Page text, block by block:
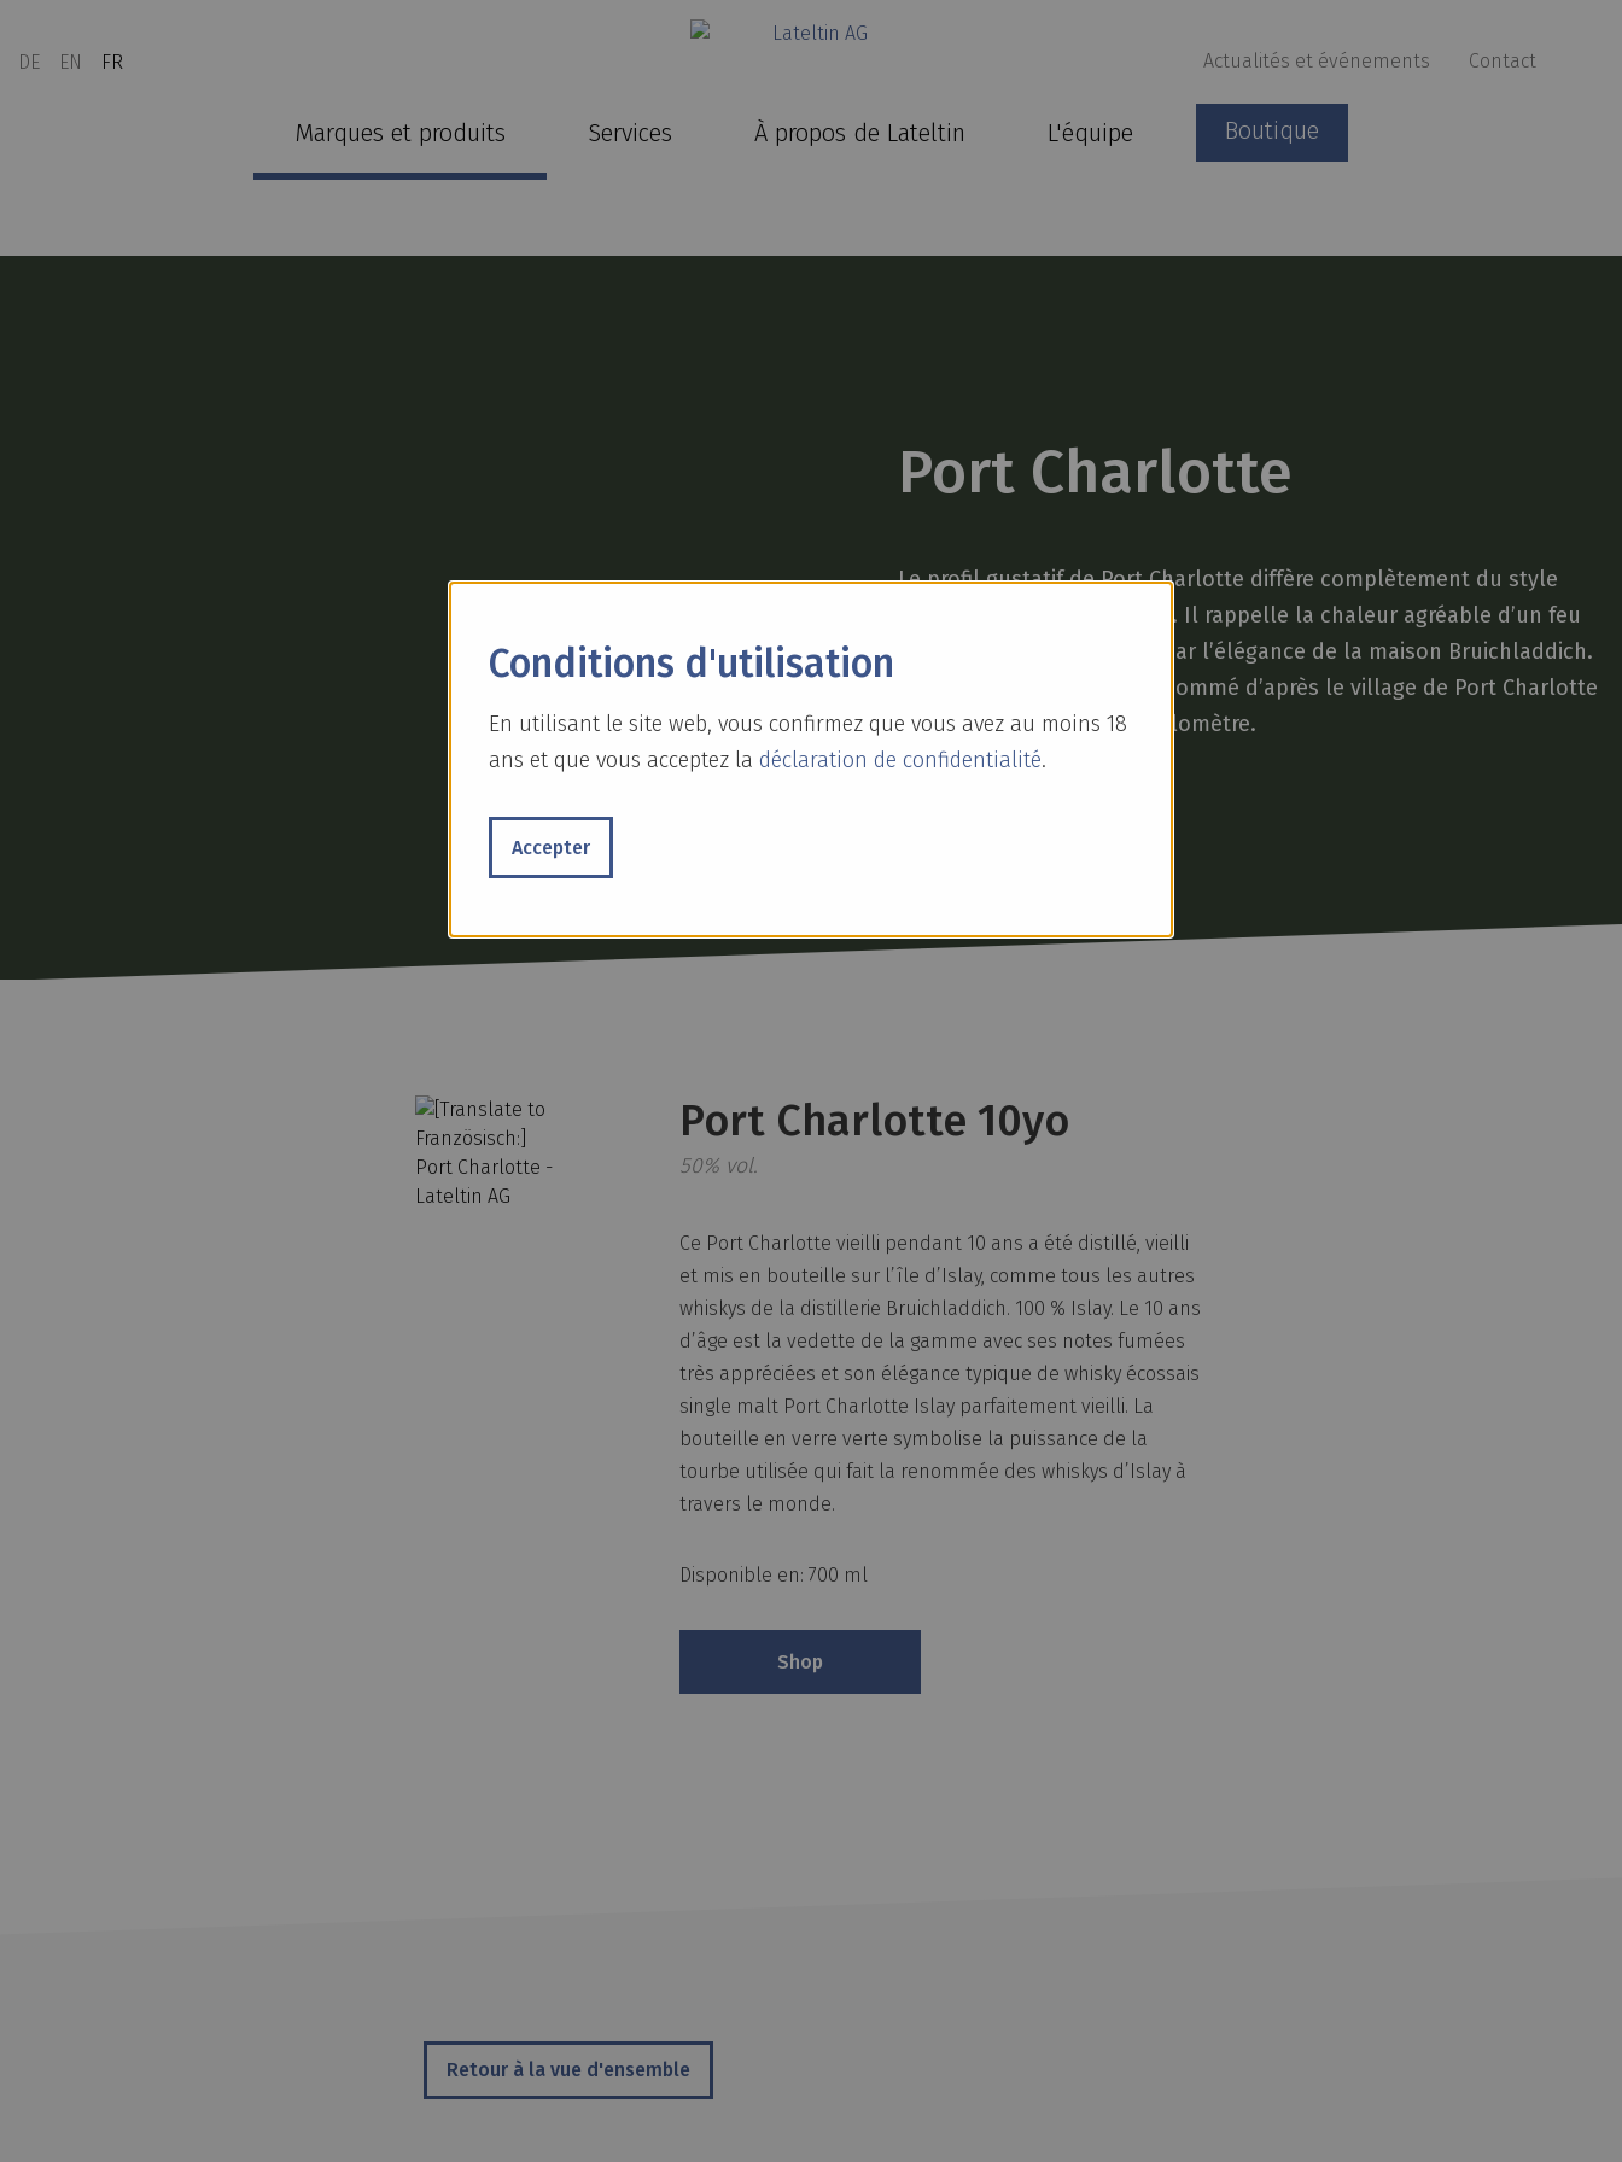
DE EN FR Actualités et événements Contact
Marques et produits Services À propos de Lateltin L'équipe Boutique
Port Charlotte
Le profil gustatif de Port Charlotte diffère complètement du style
typique des whiskys d’Islay. Il rappelle la chaleur agréable d’un feu
de camp et se caractérise par l’élégance de la maison Bruichladdich.
Ce single malt fumé a été nommé d’après le village de Port Charlotte
qui se trouve à près d’un kilomètre.
Port Charlotte 10yo
50% vol.
Ce Port Charlotte vieilli pendant 10 ans a été distillé, vieilli
et mis en bouteille sur l’île d’Islay, comme tous les autres
whiskys de la distillerie Bruichladdich. 100 % Islay. Le 10 ans
d’âge est la vedette de la gamme avec ses notes fumées
très appréciées et son élégance typique de whisky écossais
single malt Port Charlotte Islay parfaitement vieilli. La
bouteille en verre verte symbolise la puissance de la
tourbe utilisée qui fait la renommée des whiskys d’Islay à
travers le monde.
Disponible en: 700 ml
Shop
Retour à la vue d'ensemble
Conditions d'utilisation
En utilisant le site web, vous confirmez que vous avez au moins 18
ans et que vous acceptez la déclaration de confidentialité.
Accepter